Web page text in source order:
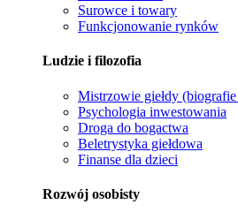
Surowce i towary
Funkcjonowanie rynków
Ludzie i filozofia
Mistrzowie giełdy
Psychologia inwestowania
Droga do bogactwa
Beletrystyka giełdowa
Finanse dla dzieci
Rozwój osobisty